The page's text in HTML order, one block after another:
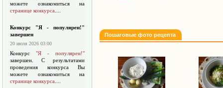
можете ознакомиться на
странице конкурса
Конкурс "Я - популярен!"
завершен
20 июля 2026 03:00
Конкурс "Я - популярен!"
завершен. С результатами
проведения конкурса Вы
можете ознакомиться на
странице конкурса
Пошаговые фото рецепта